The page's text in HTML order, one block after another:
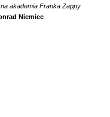
akademia Franka Zappy
Niemiec